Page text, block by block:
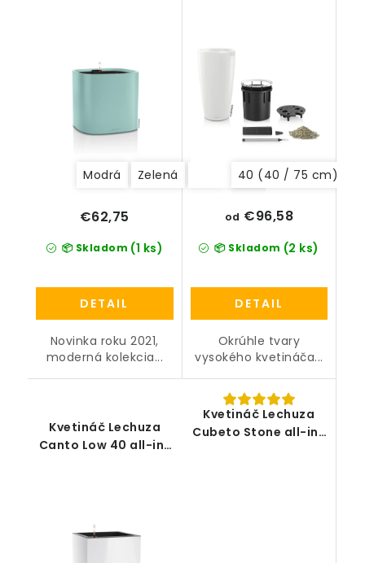
Modrá Zelená Antracitová
📦 Skladom (1 ks)
€62,75
DETAIL
Novinka roku 2021,
moderná kolekcia...
40 (40 / 75 cm)
📦 Skladom (2 ks)
od €96,58
DETAIL
Okrúhle tvary
vysokého kvetináča...
Kvetináč Lechuza
Canto Low 40 all-in-
Kvetináč Lechuza
Cubeto Stone all-in-